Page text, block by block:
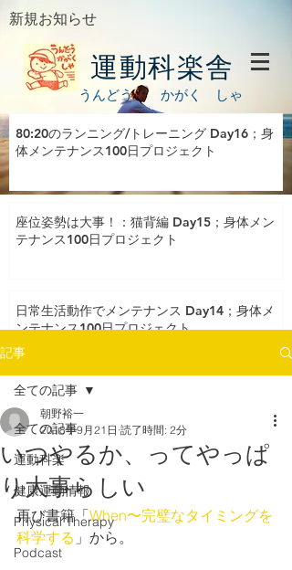
新規お知らせ
運動科楽舎
うんどう かがく しゃ
80:20のランニング/トレーニング Day16；身
体メンテナンス100日プロジェクト
座位姿勢は大事！：猫背編 Day15；身体メン
テナンス100日プロジェクト
日常生活動作でメンテナンス Day14；身体メ
ンテナンス100日プロジェクト
記事
全ての記事
運動科楽
健康運動情報
Physical Therapy
Podcast
全ての記事
いつやるか、ってやっぱ
り大事らしい
朝野裕一
2018年9月21日 読了時間: 2分
再び書籍「When〜完璧なタイミングを
科学する 」から。